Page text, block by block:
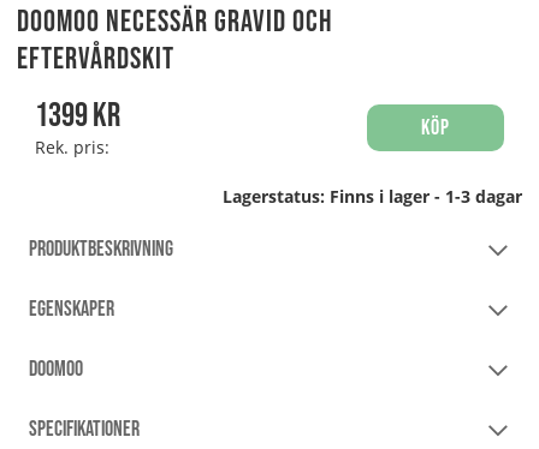
Doomoo Necessär Gravid och
Eftervårdskit
1399kr
Rek. pris:
Köp
Lagerstatus: Finns i lager - 1-3 dagar
PRODUKTBESKRIVNING
EGENSKAPER
DOOMOO
SPECIFIKATIONER